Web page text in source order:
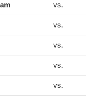
vs.
vs.
vs.
vs.
vs.